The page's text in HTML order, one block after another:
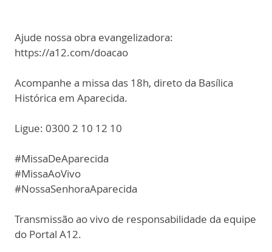
Ajude nossa obra evangelizadora:
https://a12.com/doacao
Acompanhe a missa das 18h, direto da Basílica
Histórica em Aparecida.
Ligue: 0300 2 10 12 10
#MissaDeAparecida
#MissaAoVivo
#NossaSenhoraAparecida
Transmissão ao vivo de responsabilidade da equipe
do Portal A12.